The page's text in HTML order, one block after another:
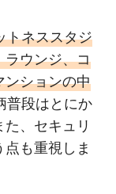
トネススタジ
ラウンジ、コ
ンションの中
普段はとにか
、セキュリ
も重視しま